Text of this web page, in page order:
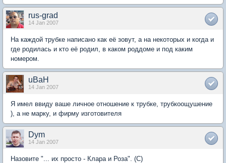
rus-grad
14 Jan 2007
На каждой трубке написано как её зовут, а на некоторых и когда и
где родилась и кто её родил, в каком роддоме и под каким
номером.
uBaH
14 Jan 2007
Я имел ввиду ваше личное отношение к трубке, трубкоощушение
), а не марку, и фирму изготовителя
Dym
14 Jan 2007
Назовите "... их просто - Клара и Роза". (С)